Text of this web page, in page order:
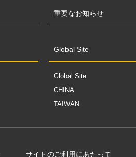
重要なお知らせ
Global Site
Global Site
CHINA
TAIWAN
サイトのご利用にあたって